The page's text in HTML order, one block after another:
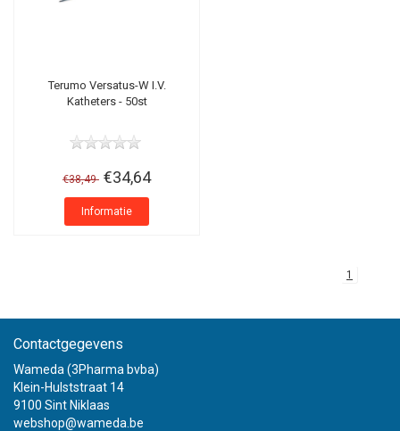
Terumo Versatus-W I.V.
Katheters - 50st
€38,49 €34,64
Informatie
1
Contactgegevens
Wameda (3Pharma bvba)
Klein-Hulststraat 14
9100 Sint Niklaas
webshop@wameda.be